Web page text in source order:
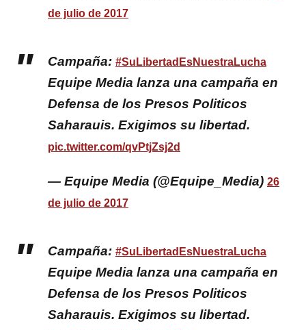
de julio de 2017
Campaña: #SuLibertadEsNuestraLucha
Equipe Media lanza una campaña en
Defensa de los Presos Politicos
Saharauis. Exigimos su libertad.
pic.twitter.com/qvPtjZsj2d
— Equipe Media (@Equipe_Media) 26
de julio de 2017
Campaña: #SuLibertadEsNuestraLucha
Equipe Media lanza una campaña en
Defensa de los Presos Politicos
Saharauis. Exigimos su libertad.